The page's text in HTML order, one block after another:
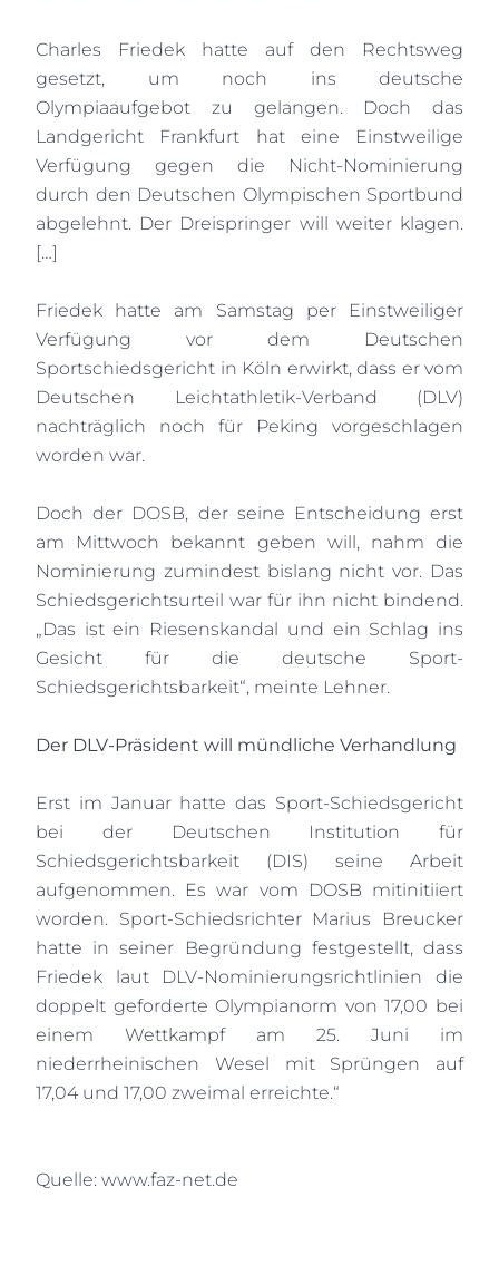
Charles Friedek hatte auf den Rechtsweg
gesetzt, um noch ins deutsche
Olympiaaufgebot zu gelangen. Doch das
Landgericht Frankfurt hat eine Einstweilige
Verfügung gegen die Nicht-Nominierung
durch den Deutschen Olympischen Sportbund
abgelehnt. Der Dreispringer will weiter klagen.
[…]
Friedek hatte am Samstag per Einstweiliger
Verfügung vor dem Deutschen
Sportschiedsgericht in Köln erwirkt, dass er vom
Deutschen Leichtathletik-Verband (DLV)
nachträglich noch für Peking vorgeschlagen
worden war.
Doch der DOSB, der seine Entscheidung erst
am Mittwoch bekannt geben will, nahm die
Nominierung zumindest bislang nicht vor. Das
Schiedsgerichtsurteil war für ihn nicht bindend.
„Das ist ein Riesenskandal und ein Schlag ins
Gesicht für die deutsche Sport-
Schiedsgerichtsbarkeit“, meinte Lehner.
Der DLV-Präsident will mündliche Verhandlung
Erst im Januar hatte das Sport-Schiedsgericht
bei der Deutschen Institution für
Schiedsgerichtsbarkeit (DIS) seine Arbeit
aufgenommen. Es war vom DOSB mitinitiiert
worden. Sport-Schiedsrichter Marius Breucker
hatte in seiner Begründung festgestellt, dass
Friedek laut DLV-Nominierungsrichtlinien die
doppelt geforderte Olympianorm von 17,00 bei
einem Wettkampf am 25. Juni im
niederrheinischen Wesel mit Sprüngen auf
17,04 und 17,00 zweimal erreichte.“
Quelle: www.faz-net.de